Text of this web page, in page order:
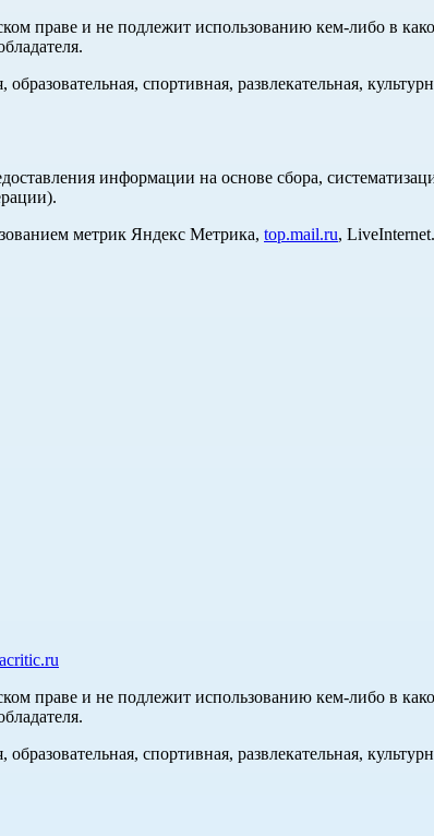
праве и не подлежит использованию кем-либо в
спортивная, развлекательная,
информации на основе сбора,
метрик Яндекс Метрика, top.mail.ru, LiveInternet.
праве и не подлежит использованию кем-либо в
спортивная, развлекательная,